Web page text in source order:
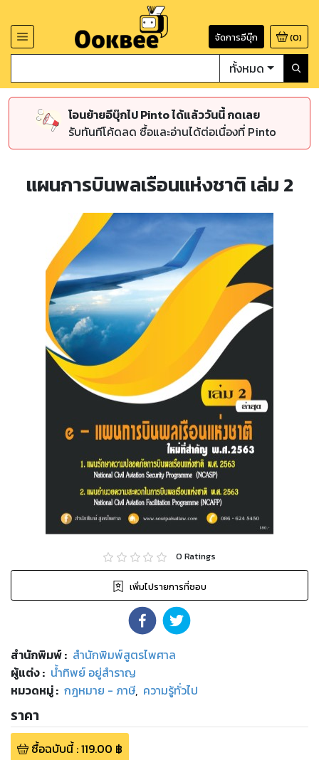
จัดการอีบุ๊ก (0)
ทั้งหมด
โอนย้ายอีบุ๊กไป Pinto ได้แล้ววันนี้ กดเลย
รับทันทีโค้ดลด ซื้อและอ่านได้ต่อเนื่องที่ Pinto
แผนการบินพลเรือนแห่งชาติ เล่ม 2
0 Ratings
เพิ่มไปรายการที่ชอบ
สำนักพิมพ์: สำนักพิมพ์สูตรไพศาล
ผู้แต่ง : นํ้าทิพย์ อยู่สำราญ
หมวดหมู่: กฎหมาย - ภาษี, ความรู้ทั่วไป
ราคา
ซื้อฉบับนี้:119.00 ฿